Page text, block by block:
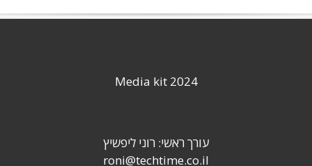
Media kit 2024
עורך ראשי: רוני ליפשיץ
roni@techtime.co.il